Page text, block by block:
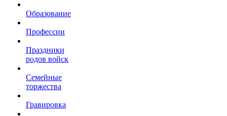
Образование
Профессии
Праздники
родов войск
Семейные
торжества
Гравировка